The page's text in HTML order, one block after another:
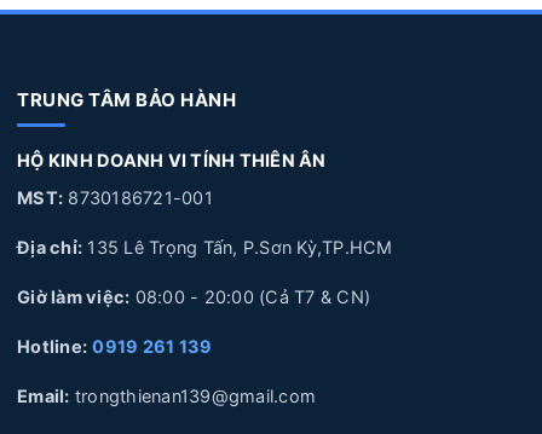
3. Thay Pin Laptop Dell Lấy Liền Uy Tín HCM
5. Quy trình thay Pin Laptop Dell lấy liền tại Laptop Thiên Ân
chuyên sâu về Laptop
Dell bị hư hỏng
TRUNG TÂM BẢO HÀNH
HỘ KINH DOANH VI TÍNH THIÊN ÂN
MST: 8730186721-001
Địa chỉ: 135 Lê Trọng Tấn, P.Sơn Kỳ,TP.HCM
Giờ làm việc: 08:00 - 20:00 (Cả T7 & CN)
Hotline: 0919 261 139
Email: trongthienan139@gmail.com